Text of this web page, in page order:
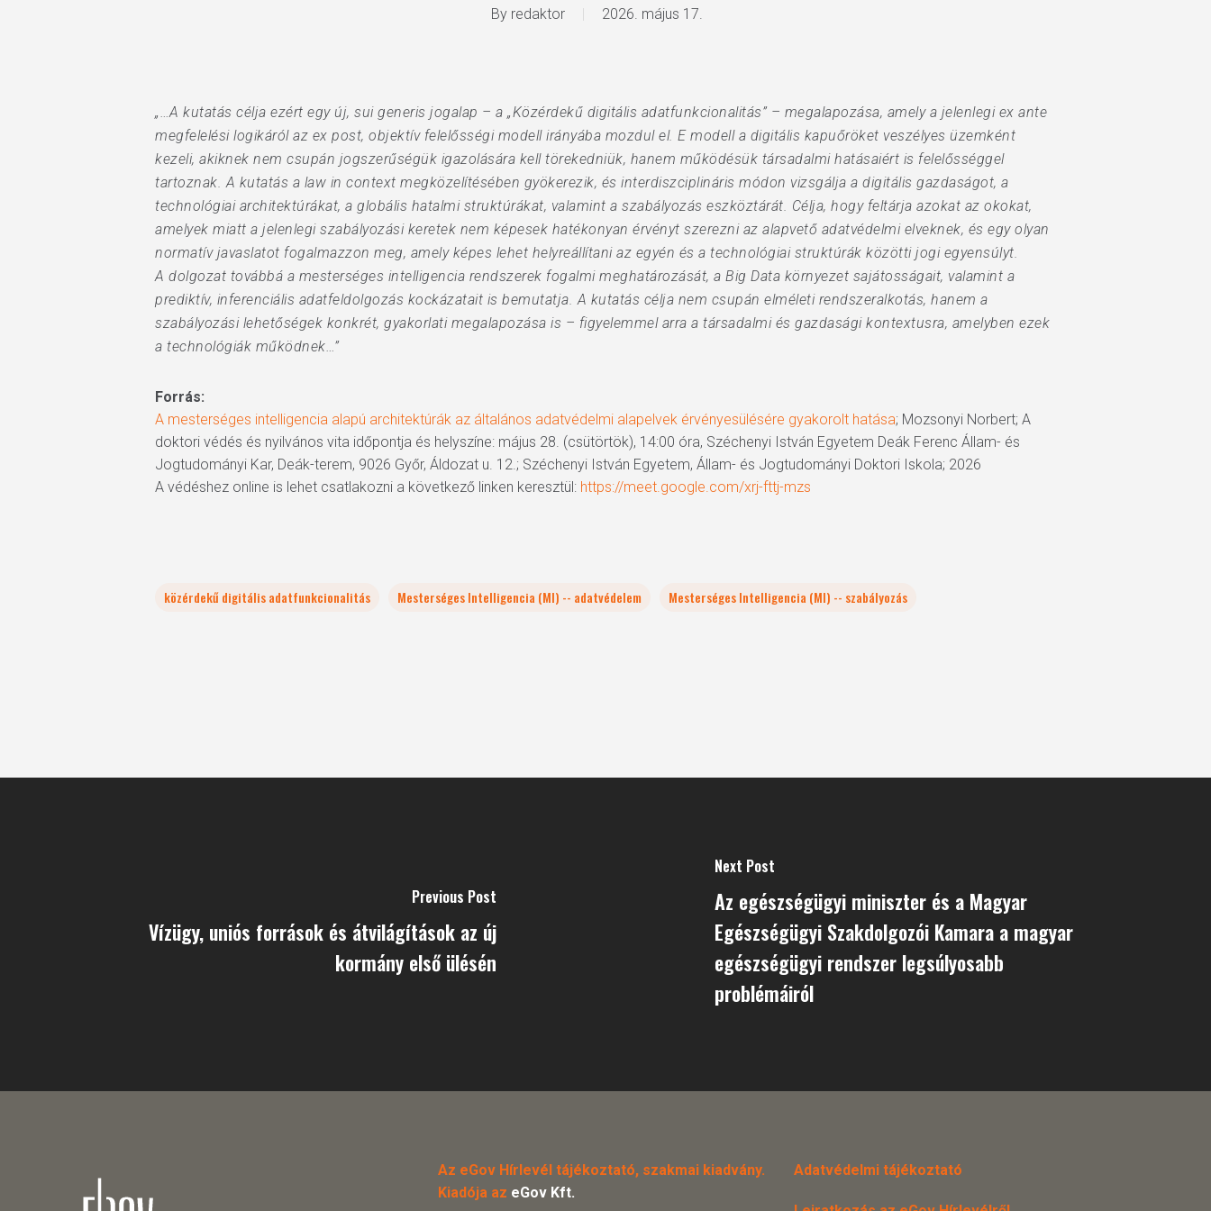
By redaktor 2026. május 17.
„…A kutatás célja ezért egy új, sui generis jogalap – a „Közérdekű digitális adatfunkcionalitás” – megalapozása, amely a jelenlegi ex ante
megfelelési logikáról az ex post, objektív felelősségi modell irányába mozdul el. E modell a digitális kapuőröket veszélyes üzemként
kezeli, akiknek nem csupán jogszerűségük igazolására kell törekedniük, hanem működésük társadalmi hatásaiért is felelősséggel
tartoznak. A kutatás a law in context megközelítésében gyökerezik, és interdiszciplináris módon vizsgálja a digitális gazdaságot, a
technológiai architektúrákat, a globális hatalmi struktúrákat, valamint a szabályozás eszköztárát. Célja, hogy feltárja azokat az okokat,
amelyek miatt a jelenlegi szabályozási keretek nem képesek hatékonyan érvényt szerezni az alapvető adatvédelmi elveknek, és egy olyan
normatív javaslatot fogalmazzon meg, amely képes lehet helyreállítani az egyén és a technológiai struktúrák közötti jogi egyensúlyt.
A dolgozat továbbá a mesterséges intelligencia rendszerek fogalmi meghatározását, a Big Data környezet sajátosságait, valamint a
prediktív, inferenciális adatfeldolgozás kockázatait is bemutatja. A kutatás célja nem csupán elméleti rendszeralkotás, hanem a
szabályozási lehetőségek konkrét, gyakorlati megalapozása is – figyelemmel arra a társadalmi és gazdasági kontextusra, amelyben ezek
a technológiák működnek…”
Forrás:
A mesterséges intelligencia alapú architektúrák az általános adatvédelmi alapelvek érvényesülésére gyakorolt hatása; Mozsonyi Norbert; A
doktori védés és nyilvános vita időpontja és helyszíne: május 28. (csütörtök), 14:00 óra, Széchenyi István Egyetem Deák Ferenc Állam- és
Jogtudományi Kar, Deák-terem, 9026 Győr, Áldozat u. 12.; Széchenyi István Egyetem, Állam- és Jogtudományi Doktori Iskola; 2026
A védéshez online is lehet csatlakozni a következő linken keresztül: https://meet.google.com/xrj-fttj-mzs
közérdekű digitális adatfunkcionalitás Mesterséges Intelligencia (MI) -- adatvédelem Mesterséges Intelligencia (MI) -- szabályozás
Previous Post
Vízügy, uniós források és átvilágítások az új
kormány első ülésén
Next Post
Az egészségügyi miniszter és a Magyar
Egészségügyi Szakdolgozói Kamara a magyar
egészségügyi rendszer legsúlyosabb
problémáiról
Az eGov Hírlevél tájékoztató, szakmai kiadvány.
Kiadója az eGov Kft.
Adatvédelmi tájékoztató